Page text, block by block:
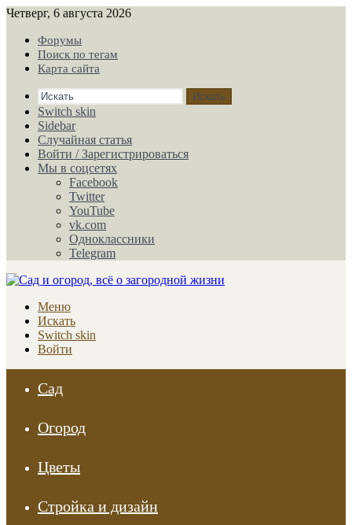
Четверг, 6 августа 2026
Форумы
Поиск по тегам
Карта сайта
Искать
Switch skin
Sidebar
Случайная статья
Войти / Зарегистрироваться
Мы в соцсетях
Facebook
Twitter
YouTube
vk.com
Одноклассники
Telegram
Меню
Искать
Switch skin
Войти
Сад
Огород
Цветы
Стройка и дизайн